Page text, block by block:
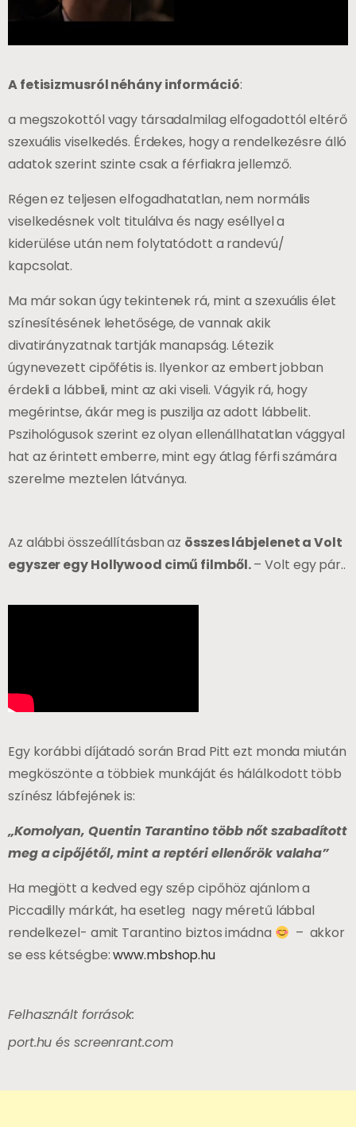
A fetisizmusról néhány információ:
a megszokottól vagy társadalmilag elfogadottól eltérő
szexuális viselkedés. Érdekes, hogy a rendelkezésre álló
adatok szerint szinte csak a férfiakra jellemző.
Régen ez teljesen elfogadhatatlan, nem normális
viselkedésnek volt titulálva és nagy eséllyel a
kiderülése után nem folytatódott a randevú/
kapcsolat.
Ma már sokan úgy tekintenek rá, mint a szexuális élet
színesítésének lehetősége, de vannak akik
divatirányzatnak tartják manapság. Létezik
úgynevezett cipőfétis is. Ilyenkor az embert jobban
érdekli a lábbeli, mint az aki viseli. Vágyik rá, hogy
megérintse, ákár meg is puszilja az adott lábbelit.
Pszihológusok szerint ez olyan ellenállhatatlan vággyal
hat az érintett emberre, mint egy átlag férfi számára
szerelme meztelen látványa.
Az alábbi összeállításban az összes lábjelenet a Volt
egyszer egy Hollywood cimű filmből.– Volt egy pár..
Egy korábbi díjátadó során Brad Pitt ezt monda miután
megköszönte a többiek munkáját és hálálkodott több
színész lábfejének is:
„Komolyan, Quentin Tarantino több nőt szabadított
meg a cipőjétől, mint a reptéri ellenőrök valaha”
Ha megjött a kedved egy szép cipőhöz ajánlom a
Piccadilly márkát, ha esetleg nagy méretű lábbal
rendelkezel- amit Tarantino biztos imádna
– akkor
se ess kétségbe:www.mbshop.hu
Felhasznált források:
port.hu és screenrant.com